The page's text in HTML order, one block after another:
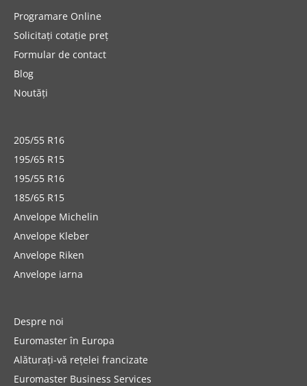
Programare Online
Solicitați cotație preț
Formular de contact
Blog
Noutăți
205/55 R16
195/65 R15
195/55 R16
185/65 R15
Anvelope Michelin
Anvelope Kleber
Anvelope Riken
Anvelope iarna
Despre noi
Euromaster în Europa
Alăturați-vă rețelei francizate
Euromaster Business Services